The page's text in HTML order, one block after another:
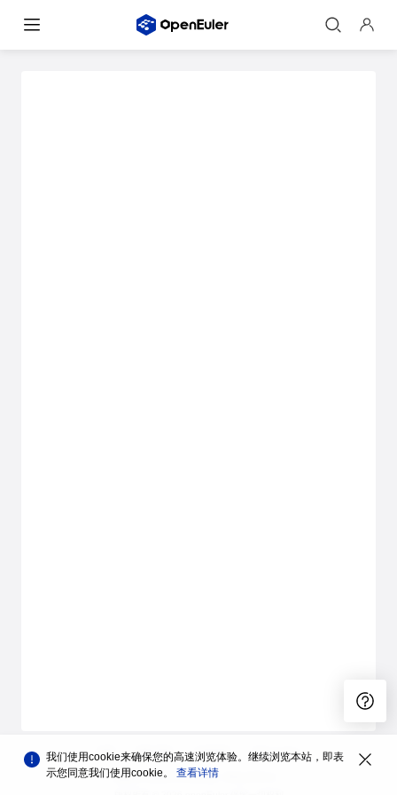
品牌 隐私声明 法律声明 关于cookies
遵循木兰宽松许可证第2版（MulanPSL2）
我们使用cookie来确保您的高速浏览体验。继续浏览本站，即表
示您同意我们使用cookie。 查看详情